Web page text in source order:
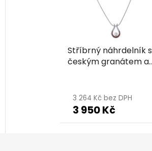
Stříbrný náhrdelník s
českým granátem a
3 264 Kč bez DPH
3 950 Kč